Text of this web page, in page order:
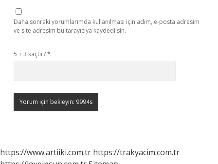
Daha sonraki yorumlarımda kullanılması için adım, e-posta adresim
ve site adresim bu tarayıcıya kaydedilsin.
5 + 3 kaçtır?*
https://www.artiiki.com.tr https://trakyacim.com.tr